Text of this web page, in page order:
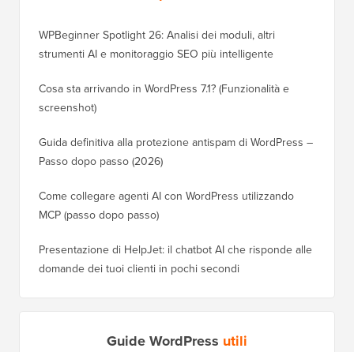
WPBeginner Spotlight 26: Analisi dei moduli, altri
strumenti AI e monitoraggio SEO più intelligente
Cosa sta arrivando in WordPress 7.1? (Funzionalità e
screenshot)
Guida definitiva alla protezione antispam di WordPress –
Passo dopo passo (2026)
Come collegare agenti AI con WordPress utilizzando
MCP (passo dopo passo)
Presentazione di HelpJet: il chatbot AI che risponde alle
domande dei tuoi clienti in pochi secondi
Guide WordPress utili